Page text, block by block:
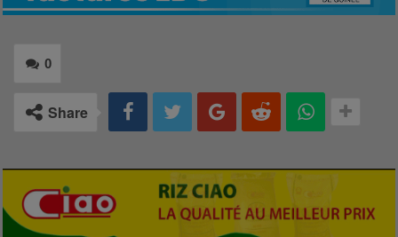
0
Share